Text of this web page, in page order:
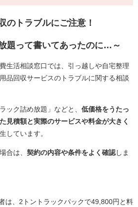
のトラブルにご注意！​​
題って書いてあったのに…～​
生活相談窓口では、引っ越しや自宅整理
品回収サービスのトラブルに関する相談
ク詰め放題」などと、 低価格をうたっ
見積額と実際のサービスや料金が大きく
しています。
合は、 契約の内容や条件をよく確認しま
は、2トントラックパックで49,800円と料